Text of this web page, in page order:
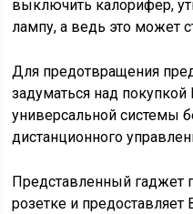
выключить калорифер,
лампу, а ведь это может
Для предотвращения
задуматься над покупкой
универсальной системы
дистанционного
Представленный гаджет
розетке и